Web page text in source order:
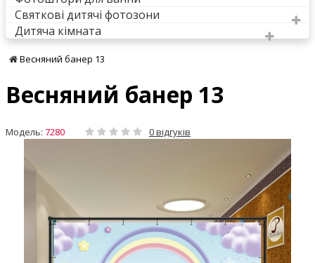
Святкові дитячі фотозони
Дитяча кімната
Весняний банер 13
Весняний банер 13
Модель: 7280 0 відгуків